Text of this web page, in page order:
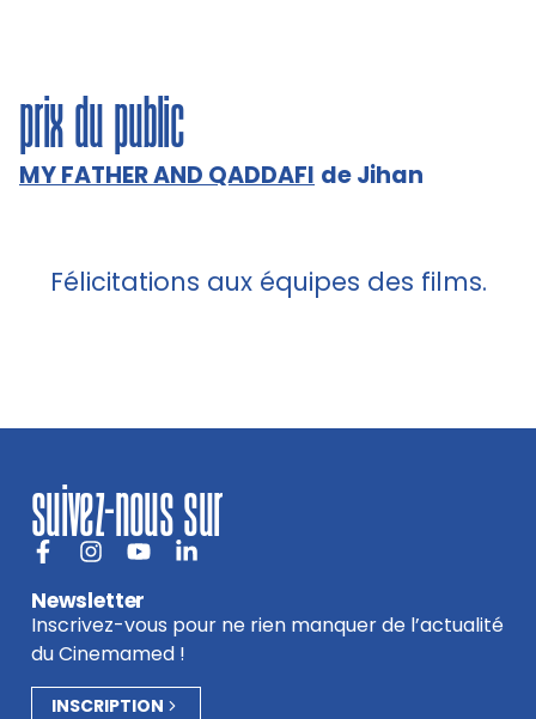
prix du public
MY FATHER AND QADDAFI de Jihan
Félicitations aux équipes des films.
suivez-nous sur
Newsletter
Inscrivez-vous pour ne rien manquer de l’actualité
du Cinemamed !
INSCRIPTION